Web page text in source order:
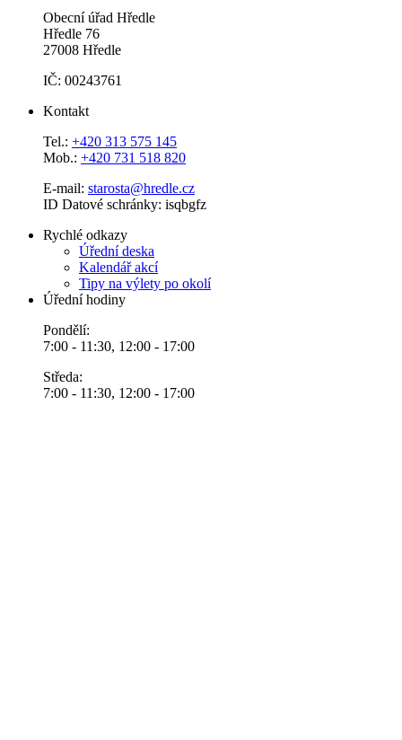
Obecní úřad Hředle
Hředle 76
27008 Hředle
IČ: 00243761
Kontakt
Tel.: +420 313 575 145
Mob.: +420 731 518 820
E-mail: starosta@hredle.cz
ID Datové schránky: isqbgfz
Rychlé odkazy
Úřední deska
Kalendář akcí
Tipy na výlety po okolí
Úřední hodiny
Pondělí:
7:00 - 11:30, 12:00 - 17:00
Středa:
7:00 - 11:30, 12:00 - 17:00